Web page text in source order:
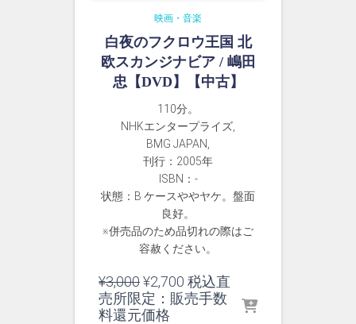
映画・音楽
白夜のフクロウ王国 北
欧スカンジナビア / 嶋田
忠【DVD】【中古】
110分。
NHKエンタープライズ,
BMG JAPAN,
刊行：2005年
ISBN：-
状態：B ケースややヤケ。盤面
良好。
※併売品のため品切れの際はご
容赦ください。
¥3,000元
の
価
¥2,700 現
在
税込直
売所限定：販売手数
料還元価格